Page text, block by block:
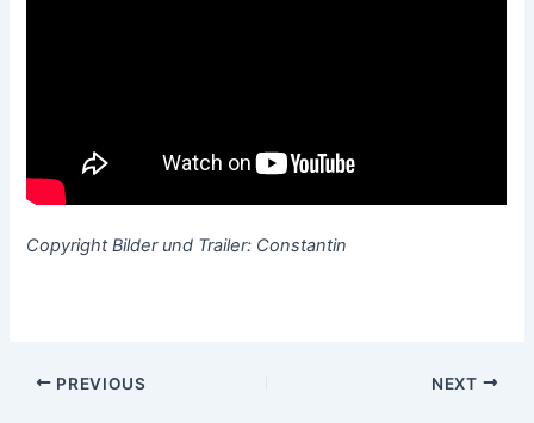
Copyright Bilder und Trailer: Constantin
Post
PREVIOUS NEXT